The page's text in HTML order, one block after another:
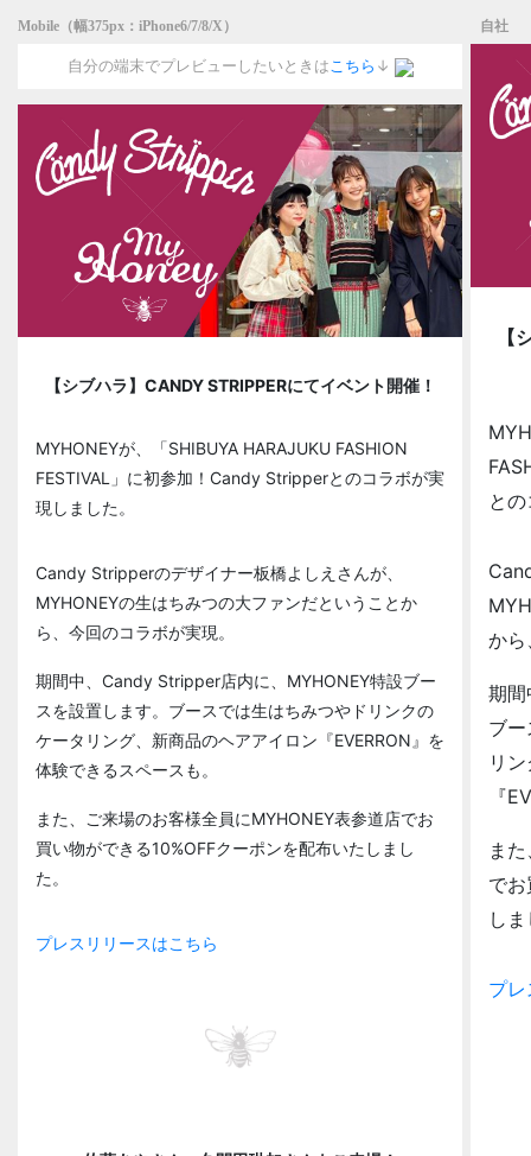
Mobile（幅375px：iPhone6/7/8/X）
自分の端末でプレビューしたいときはこちら ↓
【シブハラ】CANDY STRIPPERにてイベント開催！
MYHONEYが、「SHIBUYA HARAJUKU FASHION
FESTIVAL」に初参加！Candy Stripperとのコラボが実
現しました。
Candy Stripperのデザイナー板橋よしえさんが、
MYHONEYの生はちみつの大ファンだということか
ら、今回のコラボが実現。
期間中、Candy Stripper店内に、MYHONEY特設ブー
スを設置します。ブースでは生はちみつやドリンクの
ケータリング、新商品のヘアアイロン『EVERRON』を
体験できるスペースも。
また、ご来場のお客様全員にMYHONEY表参道店でお
買い物ができる10%OFFクーポンを配布いたしまし
た。
プレスリリースはこちら
自社
【
と
から
期
ブ
リ
『
ま
で
し
プ